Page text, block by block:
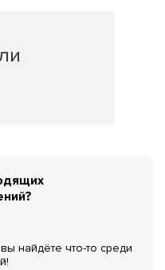
найдёте что-то среди